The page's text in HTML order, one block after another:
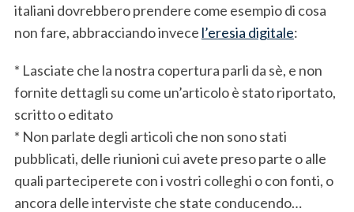
italiani dovrebbero prendere come esempio di cosa
non fare, abbracciando invece l’eresia digitale:
* Lasciate che la nostra copertura parli da sè, e non
fornite dettagli su come un’articolo è stato riportato,
scritto o editato
* Non parlate degli articoli che non sono stati
pubblicati, delle riunioni cui avete preso parte o alle
quali parteciperete con i vostri colleghi o con fonti, o
ancora delle interviste che state conducendo…